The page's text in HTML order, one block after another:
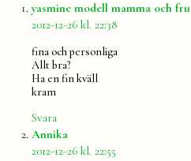
yasmine modell mamma och fru
2012-12-26 kl. 22:38
fina och personliga
Allt bra?
Ha en fin kväll
kram
Svara
Annika
2012-12-26 kl. 22:55